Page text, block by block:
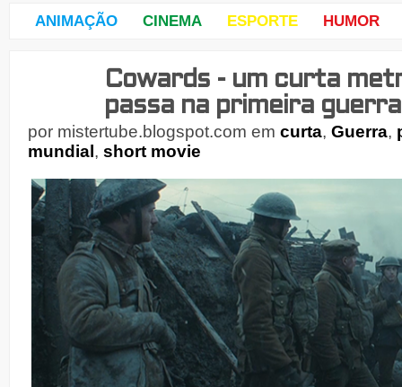
ANIMAÇÃO CINEMA ESPORTE HUMOR
10
de
Cowards - um curta
passa na primeira
por mistertube.blogspot.com em curta, Guerra,
mundial , short movie